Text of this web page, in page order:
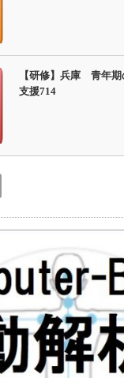
【研修】兵庫 青年
支援714